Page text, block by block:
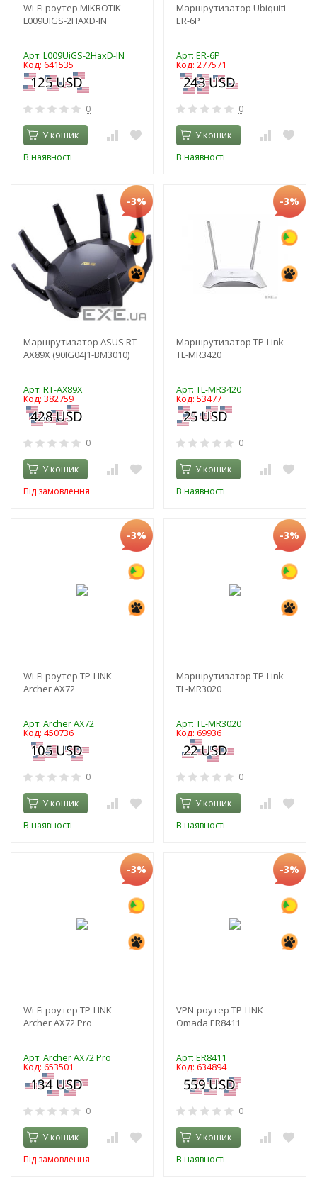
Wi-Fi роутер MIKROTIK
L009UIGS-2HAXD-IN
Арт: L009UiGS-2HaxD-IN
Код: 641535
0
У кошик
В наявності
Маршрутизатор Ubiquiti
ER-6P
Арт: ER-6P
Код: 277571
0
У кошик
В наявності
-3%
Маршрутизатор ASUS RT-
AX89X (90IG04J1-BM3010)
Арт: RT-AX89X
Код: 382759
0
У кошик
Під замовлення
-3%
Маршрутизатор TP-Link
TL-MR3420
Арт: TL-MR3420
Код: 53477
0
У кошик
В наявності
-3%
Wi-Fi роутер TP-LINK
Archer AX72
Арт: Archer AX72
Код: 450736
0
У кошик
В наявності
-3%
Маршрутизатор TP-Link
TL-MR3020
Арт: TL-MR3020
Код: 69936
0
У кошик
В наявності
-3%
Wi-Fi роутер TP-LINK
Archer AX72 Pro
Арт: Archer AX72 Pro
Код: 653501
0
У кошик
Під замовлення
-3%
VPN-роутер TP-LINK
Omada ER8411
Арт: ER8411
Код: 634894
0
У кошик
В наявності